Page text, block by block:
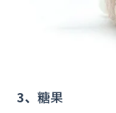
3、 糖果